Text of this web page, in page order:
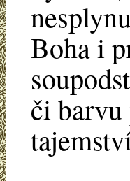
Boha i
či barvu